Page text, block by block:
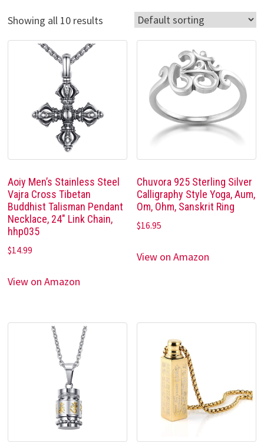
Showing all 10 results
Aoiy Men’s Stainless Steel
Vajra Cross Tibetan
Buddhist Talisman Pendant
Necklace, 24″ Link Chain,
hhp035
$14.99
View on Amazon
Chuvora 925 Sterling Silver
Calligraphy Style Yoga, Aum,
Om, Ohm, Sanskrit Ring
$16.95
View on Amazon